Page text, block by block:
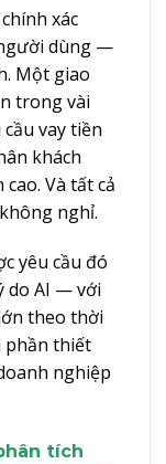
xác
dùng —
Một giao
trong vài
vay tiền
khách
Và tất cả
nghỉ.
yêu cầu đó
do AI — với
theo thời
thiết
nghiệp
tích